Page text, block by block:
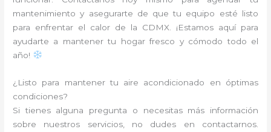
mantenimiento y asegurarte de que tu equipo esté listo
para enfrentar el calor de la CDMX. ¡Estamos aquí para
ayudarte a mantener tu hogar fresco y cómodo todo el
año!
¿Listo para mantener tu aire acondicionado en óptimas
condiciones?
Si tienes alguna pregunta o necesitas más información
sobre nuestros servicios, no dudes en contactarnos.